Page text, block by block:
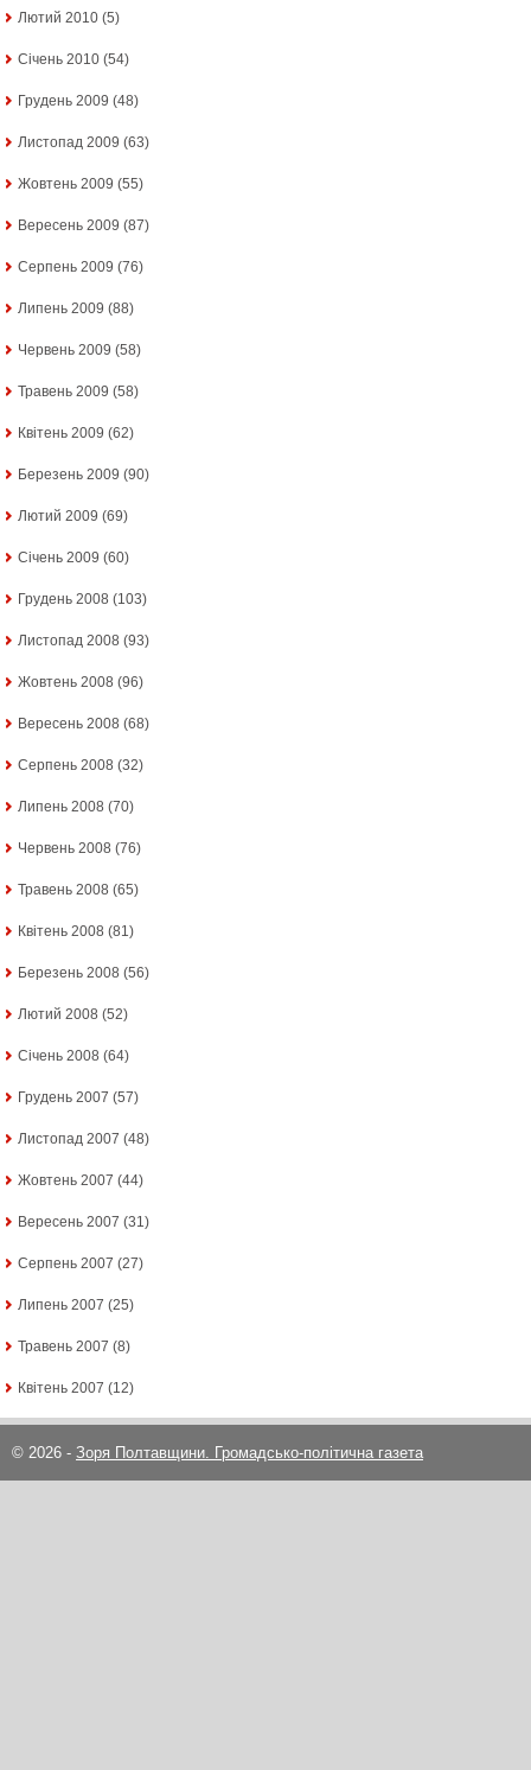
Лютий 2010 (5)
Січень 2010 (54)
Грудень 2009 (48)
Листопад 2009 (63)
Жовтень 2009 (55)
Вересень 2009 (87)
Серпень 2009 (76)
Липень 2009 (88)
Червень 2009 (58)
Травень 2009 (58)
Квітень 2009 (62)
Березень 2009 (90)
Лютий 2009 (69)
Січень 2009 (60)
Грудень 2008 (103)
Листопад 2008 (93)
Жовтень 2008 (96)
Вересень 2008 (68)
Серпень 2008 (32)
Липень 2008 (70)
Червень 2008 (76)
Травень 2008 (65)
Квітень 2008 (81)
Березень 2008 (56)
Лютий 2008 (52)
Січень 2008 (64)
Грудень 2007 (57)
Листопад 2007 (48)
Жовтень 2007 (44)
Вересень 2007 (31)
Серпень 2007 (27)
Липень 2007 (25)
Травень 2007 (8)
Квітень 2007 (12)
© 2026 - Зоря Полтавщини. Громадсько-політична газета